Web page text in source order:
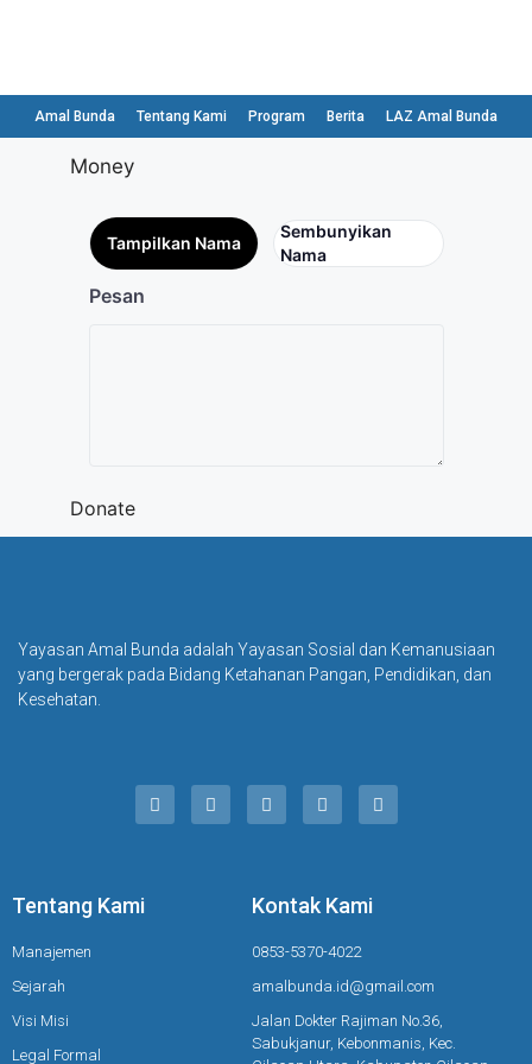
Amal Bunda Tentang Kami Program Berita LAZ Amal Bunda
Money
Tampilkan Nama
Sembunyikan
Nama
Pesan
Donate
Yayasan Amal Bunda adalah Yayasan Sosial dan Kemanusiaan
yang bergerak pada Bidang Ketahanan Pangan, Pendidikan, dan
Kesehatan.
Tentang Kami
Manajemen
Sejarah
Visi Misi
Legal Formal
Kontak Kami
0853-5370-4022
amalbunda.id@gmail.com
Jalan Dokter Rajiman No.36,
Sabukjanur, Kebonmanis, Kec.